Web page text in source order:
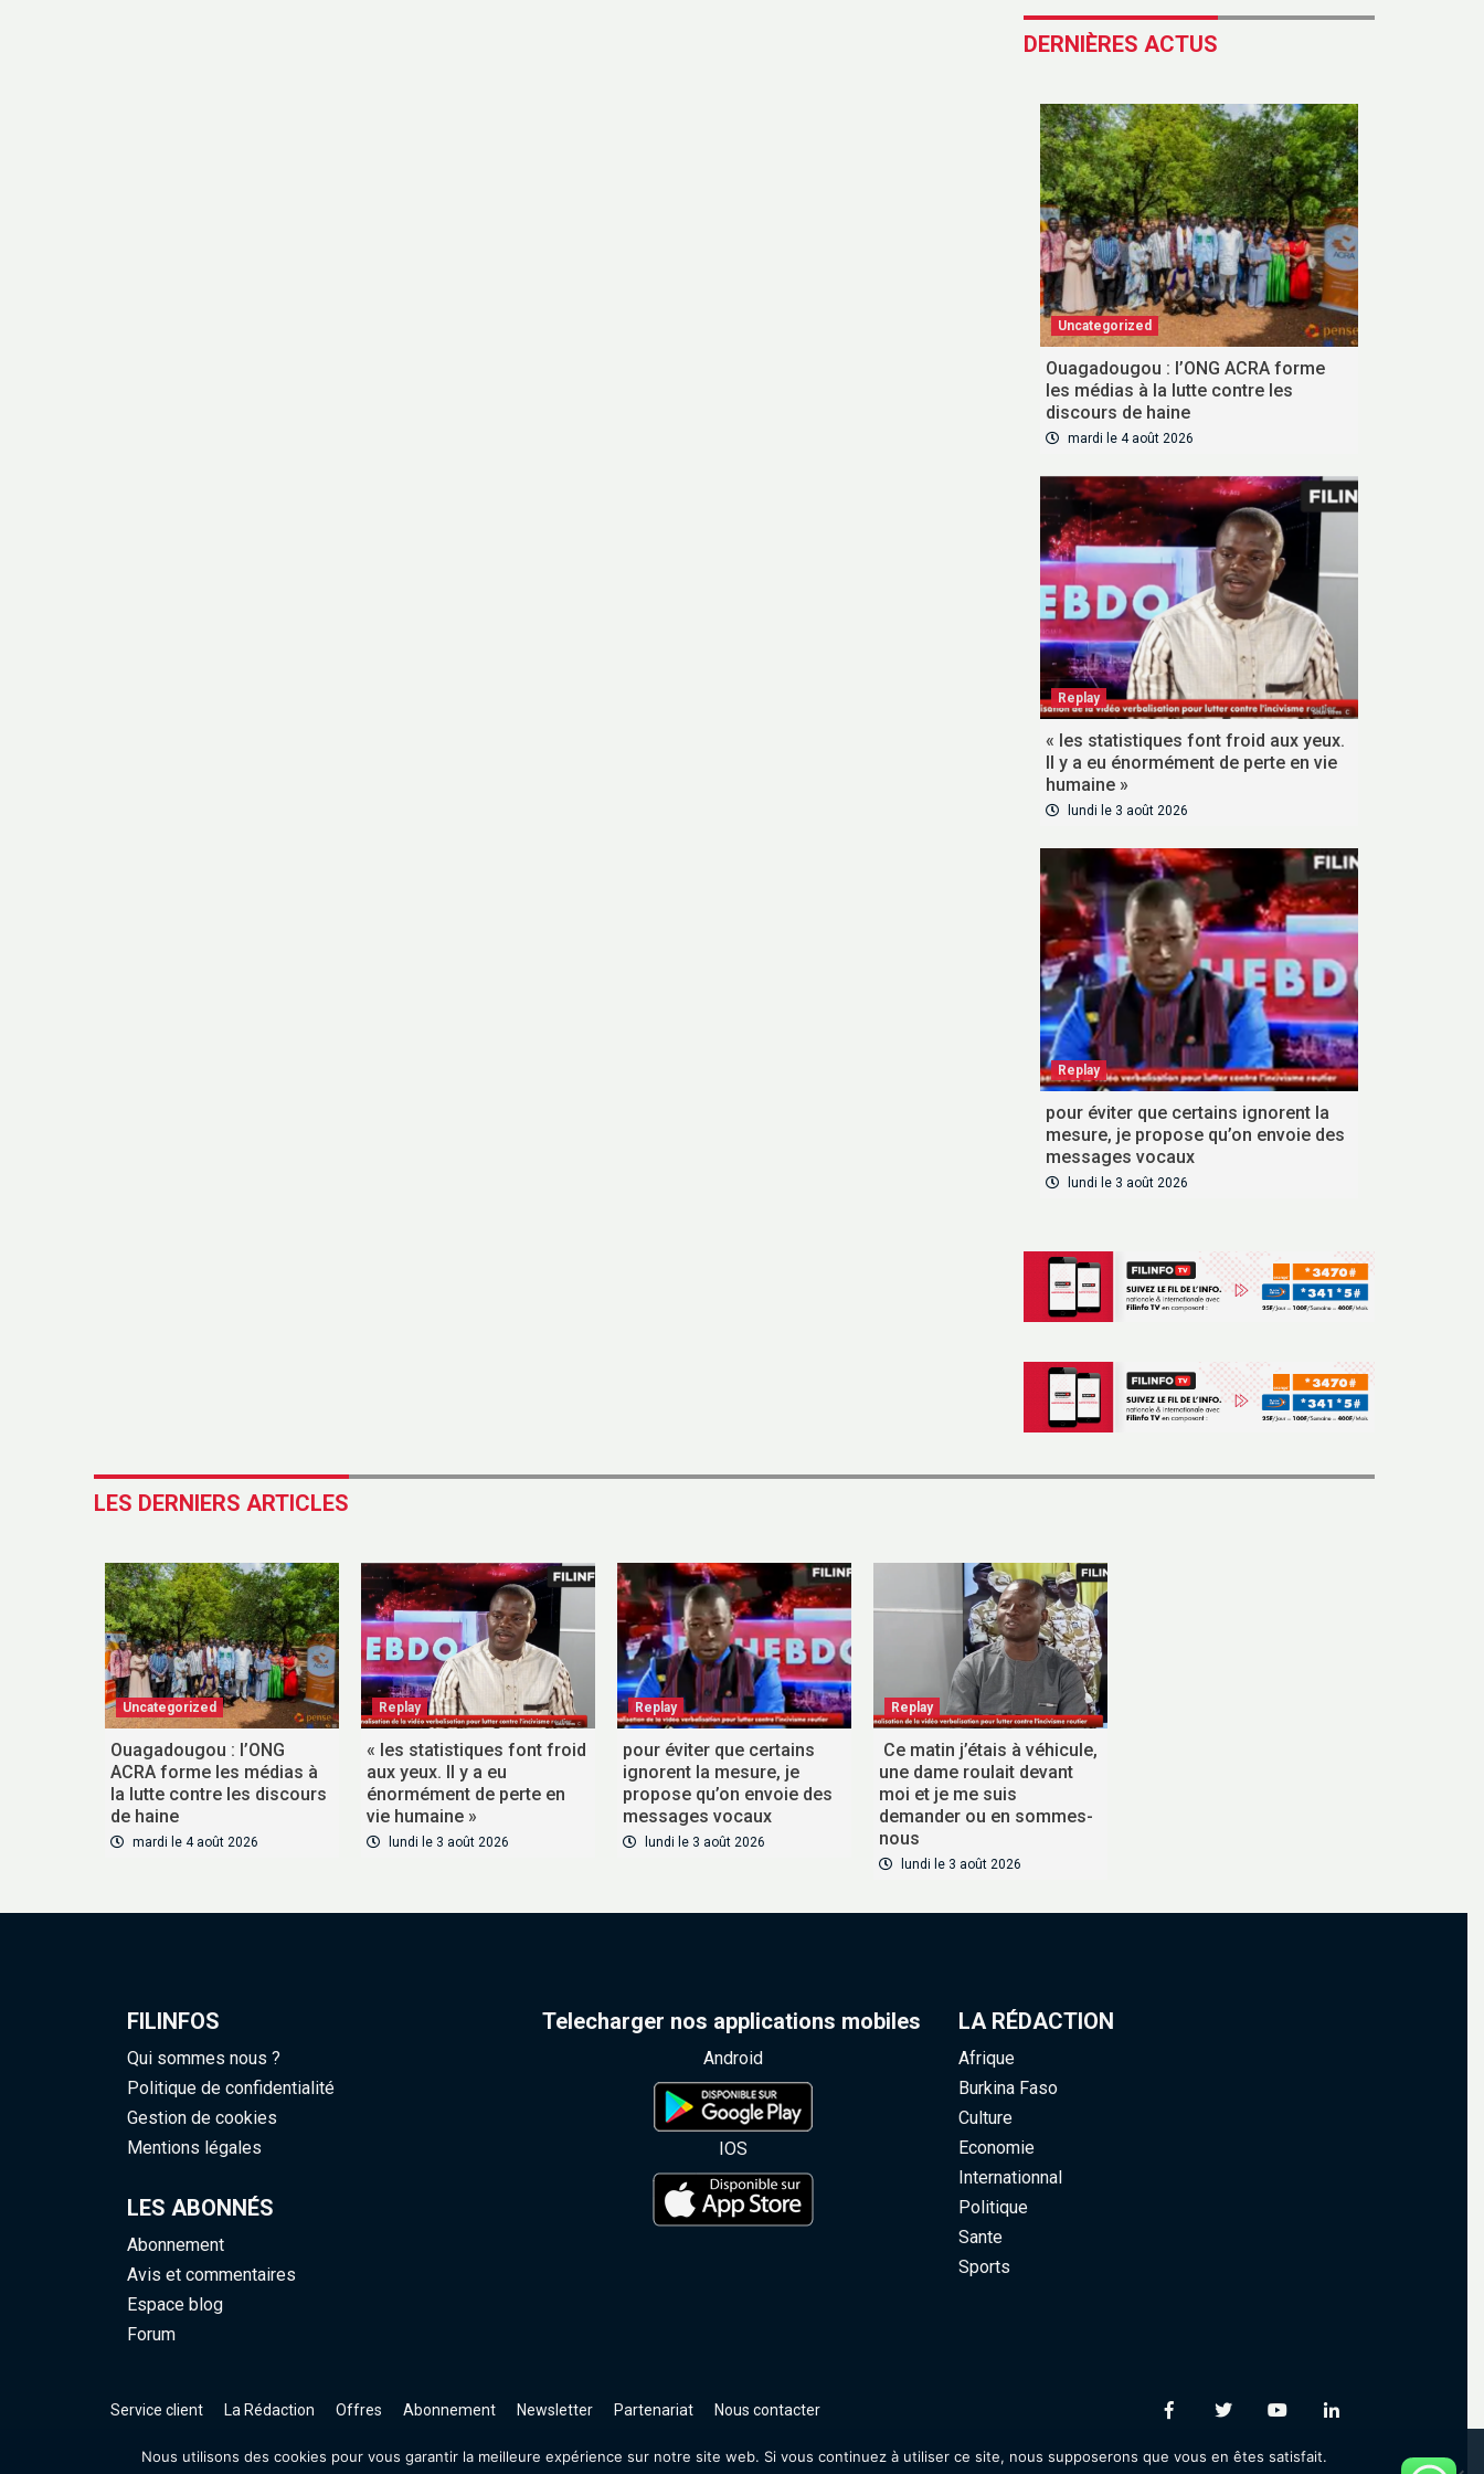
DERNIÈRES ACTUS
Uncategorized
Ouagadougou : l’ONG ACRA forme
les médias à la lutte contre les
discours de haine
mardi le 4 août 2026
Replay
« les statistiques font froid aux yeux.
Il y a eu énormément de perte en vie
humaine »
lundi le 3 août 2026
Replay
pour éviter que certains ignorent la
mesure, je propose qu’on envoie des
messages vocaux
lundi le 3 août 2026
LES DERNIERS ARTICLES
Uncategorized
Ouagadougou : l’ONG
ACRA forme les médias à
la lutte contre les discours
de haine
mardi le 4 août 2026
Replay
« les statistiques font froid
aux yeux. Il y a eu
énormément de perte en
vie humaine »
lundi le 3 août 2026
Replay
pour éviter que certains
ignorent la mesure, je
propose qu’on envoie des
messages vocaux
lundi le 3 août 2026
Replay
Ce matin j’étais à véhicule,
une dame roulait devant
moi et je me suis
demander ou en sommes-
nous
lundi le 3 août 2026
FILINFOS
Qui sommes nous ?
Politique de confidentialité
Gestion de cookies
Mentions légales
LES ABONNÉS
Abonnement
Avis et commentaires
Espace blog
Forum
Telecharger nos applications mobiles
Android
IOS
LA RÉDACTION
Afrique
Burkina Faso
Culture
Economie
Internationnal
Politique
Sante
Sports
Service client La Rédaction Offres Abonnement Newsletter Partenariat Nous contacter
VOUS ABONNER
Nous utilisons des cookies pour vous garantir la meilleure expérience sur notre site web. Si vous continuez à utiliser ce site, nous supposerons que vous en êtes satisfait.